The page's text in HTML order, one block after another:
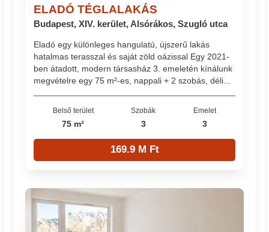
ELADÓ TÉGLALAKÁS
Budapest, XIV. kerület, Alsórákos, Szugló utca
Eladó egy különleges hangulatú, újszerű lakás
hatalmas terasszal és saját zöld oázissal Egy 2021-
ben átadott, modern társasház 3. emeletén kínálunk
megvételre egy 75 m²-es, nappali + 2 szobás, déli...
Belső terület
75 m²
Szobák
3
Emelet
3
169.9 M Ft